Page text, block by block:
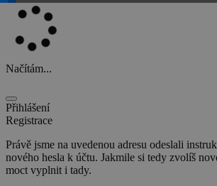
Načítám...
Přihlášení
Registrace
Právě jsme na uvedenou adresu odeslali
nového hesla k účtu. Jakmile si tedy zvolíš
moct vyplnit i tady.